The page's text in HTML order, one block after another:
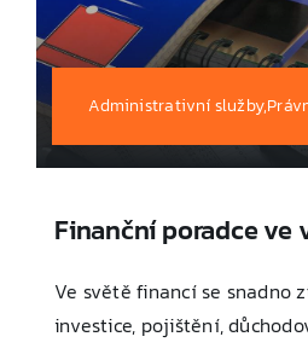
Administrativní
Finanční poradce ve
Ve světě financí se snadno
investice, pojištění,